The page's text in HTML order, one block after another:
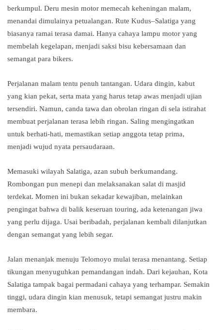
berkumpul. Deru mesin motor memecah keheningan malam,
menandai dimulainya petualangan. Rute Kudus–Salatiga yang
biasanya ramai terasa damai. Hanya cahaya lampu motor yang
membelah kegelapan, menjadi saksi bisu kebersamaan dan
semangat para bikers.
Perjalanan malam tentu penuh tantangan. Udara dingin, kabut
yang kian pekat, serta mata yang harus tetap awas menjadi ujian
tersendiri. Namun, canda tawa dan obrolan ringan di sela istirahat
membuat perjalanan terasa lebih ringan. Saling mengingatkan
untuk berhati-hati, memastikan setiap anggota tetap prima,
menjadi wujud nyata persaudaraan.
Memasuki wilayah Salatiga, azan subuh berkumandang.
Rombongan pun menepi dan melaksanakan salat di masjid
terdekat. Momen ini bukan sekadar kewajiban, melainkan
pengingat bahwa di balik keseruan touring, ada ketenangan jiwa
yang perlu dijaga. Usai beribadah, perjalanan kembali dilanjutkan
dengan semangat yang lebih segar.
Jalan menanjak menuju Telomoyo mulai terasa menantang. Setiap
tikungan menyuguhkan pemandangan indah. Dari kejauhan, Kota
Salatiga tampak bagai permadani cahaya yang terhampar. Semakin
tinggi, udara dingin kian menusuk, tetapi semangat justru makin
membara.